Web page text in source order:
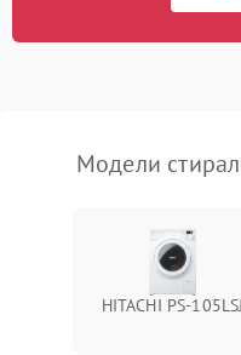
Модели
HITACHI PS-105LSJ